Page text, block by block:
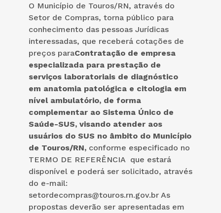
O Município de Touros/RN, através do
Setor de Compras, torna público para
conhecimento das pessoas Jurídicas
interessadas, que receberá cotações de
preços paraContratação de empresa
especializada para prestação de
serviços laboratoriais de diagnóstico
em anatomia patológica e citologia em
nível ambulatório, de forma
complementar ao Sistema Único de
Saúde-SUS, visando atender aos
usuários do SUS no âmbito do Município
de Touros/RN, conforme especificado no
TERMO DE REFERÊNCIA que estará
disponível e poderá ser solicitado, através
do e-mail:
setordecompras@touros.rn.gov.br As
propostas deverão ser apresentadas em